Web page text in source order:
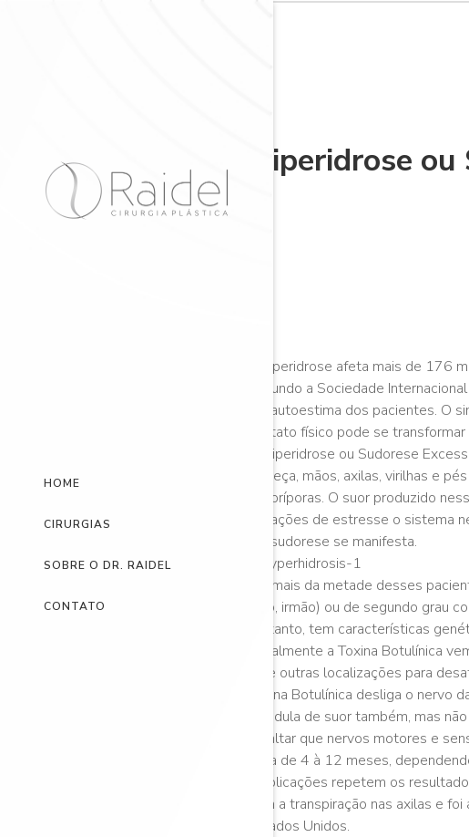
HOME
CIRURGIAS
SOBRE O DR. RAIDEL
CONTATO
Hiperidrose
A hiperidrose afeta mais de 176
segundo a Sociedade
e a autoestima dos pacientes. O
contato físico pode se
Cabeça, mãos, axilas, virilhas e
sudoríporas. O suor produzido
situações de estresse o sistema
e a sudorese se manifesta.
Em mais da metade desses
filho, irmão) ou de segundo grau
portanto, tem características
Atualmente a Toxina Botulínica
e de outras localizações para
Toxina Botulínica desliga o nervo
glândula de suor também, mas
resaltar que nervos motores e
varia de 4 à 12 meses,
reaplicações repetem os
para a transpiração nas axilas e
Estados Unidos.